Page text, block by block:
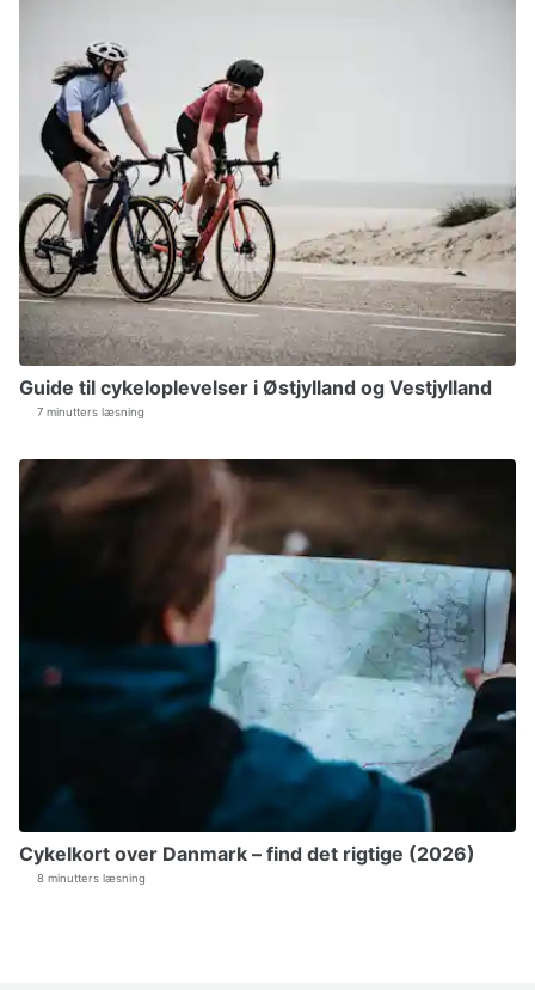
Guide til cykeloplevelser i Østjylland og Vestjylland
7 minutters læsning
Cykelkort over Danmark – find det rigtige (2026)
8 minutters læsning